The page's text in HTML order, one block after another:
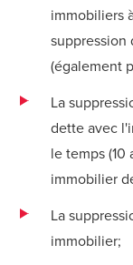
immobiliers
suppression
(également
La
dette avec
le temps
immobilier
La
immobilier;